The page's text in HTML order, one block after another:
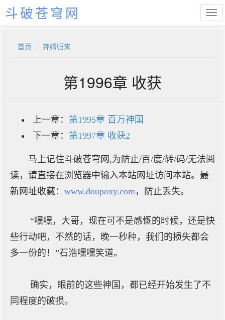
斗破苍穹网
首页 弃婿归来
第1996章 收获
上一章： 第1995章 百万神国
下一章： 第1997章 收获2
马上记住斗破苍穹网,为防止/百/度/转/码/无法阅
读，请直接在浏览器中输入本站网址访问本站。最
新网址收藏： www.doupoxy.com，防止丢失。
“嘿嘿，大哥，现在可不是感慨的时候，还是快
些行动吧，不然的话，晚一秒种，我们的损失都会
多一份的！”石浩嘿嘿笑道。
确实，眼前的这些神国，都已经开始发生了不
同程度的破损。